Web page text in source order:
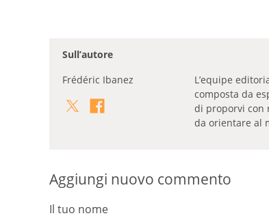
Sull’autore
Frédéric Ibanez
L’equipe
composta da
di proporvi con
da orientare al
Aggiungi nuovo commento
Il tuo nome